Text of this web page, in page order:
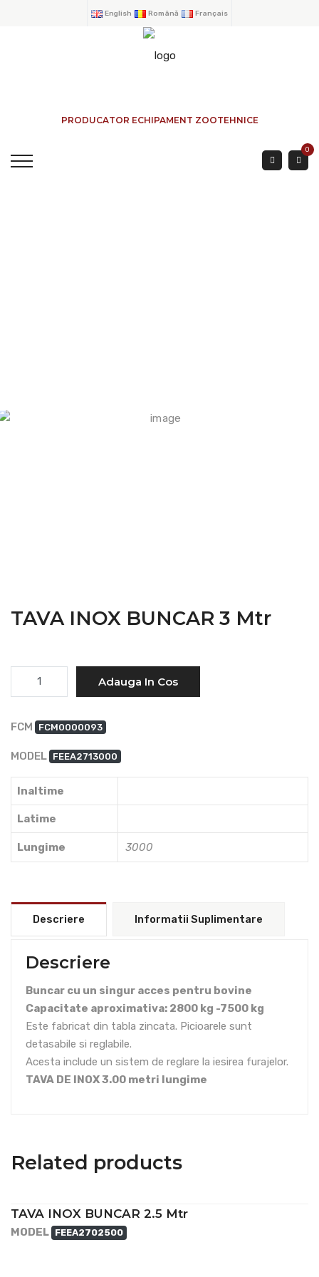
English Română Français
PRODUCATOR ECHIPAMENT ZOOTEHNICE
0
TAVA INOX BUNCAR 3 Mtr
Cantitate
Adauga In Cos
FCM FCM0000093
MODEL FEEA2713000
Inaltime
Latime
Lungime 3000
Descriere Informatii Suplimentare
Descriere
Buncar cu un singur acces pentru bovine
Capacitate aproximativa: 2800 kg -7500 kg
Este fabricat din tabla zincata. Picioarele sunt
detasabile si reglabile.
Acesta include un sistem de reglare la iesirea furajelor.
TAVA DE INOX 3.00 metri lungime
Related products
TAVA INOX BUNCAR 2.5 Mtr
MODEL FEEA2702500